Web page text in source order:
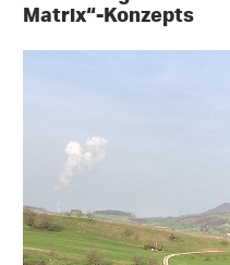
Matrix“-Konzepts